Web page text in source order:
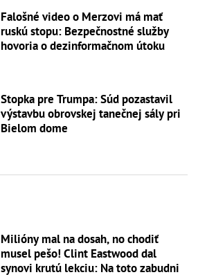
Falošné video o Merzovi má mať
ruskú stopu: Bezpečnostné služby
hovoria o dezinformačnom útoku
Stopka pre Trumpa: Súd pozastavil
výstavbu obrovskej tanečnej sály pri
Bielom dome
Milióny mal na dosah, no chodiť
musel pešo! Clint Eastwood dal
synovi krutú lekciu: Na toto zabudni